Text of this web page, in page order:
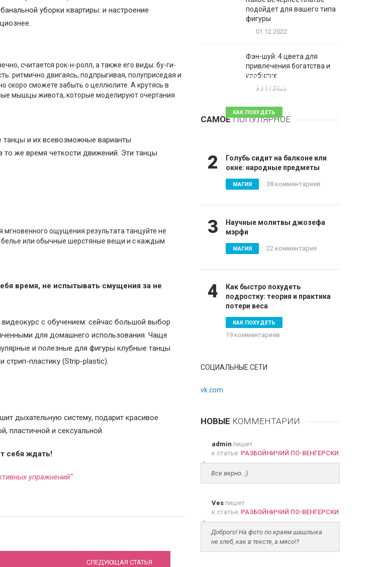
уборки квартиры: и настроение
считается рок-н-ролл, а также его виды: бу-ги-
ритмично двигаясь, подпрыгивая, полуприседая и
скоро сможете забыть о целлюлите. А крутясь в
мышцы живота, которые моделируют очертания
танцы и их всевозможные варианты
то же время четкости движений. Эти танцы
ощущения результата танцуйте не
или обычные шерстяные вещи и с каждым
время, не испытывать смущения за не
с обучением: сейчас большой выбор
для домашнего использования. Чаще
и полезные для фигуры клубные танцы
стрип-пластику (Strip-plastic).
дыхательную систему, подарит красивое
пластичной и сексуальной.
себя ждать!
упражнений“
СЛЕДУЮЩАЯ СТАТЬЯ
подойдет для вашего типа
фигуры
01.12.2022
Фэн-шуй: 4 цвета для
привлечения богатства и
изобилие
30.11.2022
САМОЕПОПУЛЯРНОЕ
Таблетки для похудения -
обзор эффективных и
КАК ПОХУДЕТЬ
81 комментарий
2
Голубь сидит на балконе или
окне: народные предметы
МАГИЯ 38 комментариев
3
Научные молитвы джозефа
мэрфи
МАГИЯ 22 комментария
4
Как быстро похудеть
подростку: теория и практика
потери веса
КАК ПОХУДЕТЬ
19 комментариев
СОЦИАЛЬНЫЕ СЕТИ
vk.com
НОВЫЕ КОММЕНТАРИИ
admin пишет
к статье: РАЗБОЙНИЧИЙ ПО-ВЕНГЕРСКИ
Все верно. :)
Vesпишет
к статье: РАЗБОЙНИЧИЙ ПО-ВЕНГЕРСКИ
Доброго! На фото по краям шашлыка
не хлеб, как в тексте, а мясо!?